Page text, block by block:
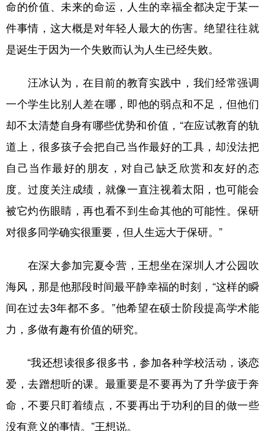
命的价值、未来的命运，人生的幸福全都决定于某一
件事情，这大概是对年轻人最大的伤害。绝望往往就
是诞生于因为一个失败而认为人生已经失败。
汪冰认为，在目前的教育实践中，我们经常强调
一个学生比别人差在哪，即他的弱点和不足，但他们
却不太清楚自身有哪些优势和价值，“在应试教育的轨
道上，很多孩子会把自己当作最好的工具，却没法把
自己当作最好的朋友，对自己缺乏欣赏和友好的态
度。过度关注成绩，就像一直注视着太阳，也可能会
被它灼伤眼睛，再也看不到生命其他的可能性。保研
对很多同学确实很重要，但人生远大于保研。”
在深大参加完夏令营，王想坐在深圳人才公园吹
海风，那是他那段时间最平静幸福的时刻，“这样的瞬
间在过去3年都不多。”他希望在硕士阶段提高学术能
力，多做有趣有价值的研究。
“我还想读很多很多书，参加各种学校活动，谈恋
爱，去蹭想听的课。最重要是不要再为了升学疲于奔
命，不要只盯着绩点，不要再出于功利的目的做一些
没有意义的事情。”王想说。